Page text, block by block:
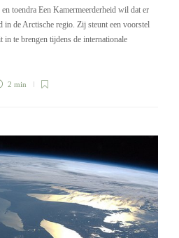
toendra Een Kamermeerderheid wil dat er
in de Arctische regio. Zij steunt een voorstel
te brengen tijdens de internationale
2 min